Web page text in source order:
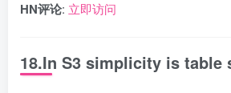
HN评论: 立即访问
18.In S3 simplicity is table